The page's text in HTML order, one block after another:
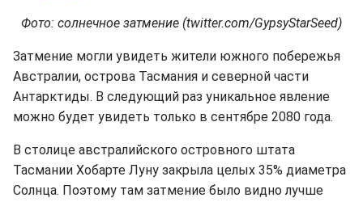
Фото: солнечное затмение (twitter.com/GypsyStarSeed)
Затмение могли увидеть жители южного побережья
Австралии, острова Тасмания и северной части
Антарктиды. В следующий раз уникальное явление
можно будет увидеть только в сентябре 2080 года.
В столице австралийского островного штата
Тасмании Хобарте Луну закрыла целых 35% диаметра
Солнца. Поэтому там затмение было видно лучше